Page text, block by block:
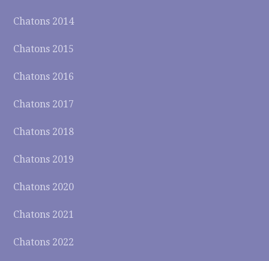
Chatons 2014
Chatons 2015
Chatons 2016
Chatons 2017
Chatons 2018
Chatons 2019
Chatons 2020
Chatons 2021
Chatons 2022